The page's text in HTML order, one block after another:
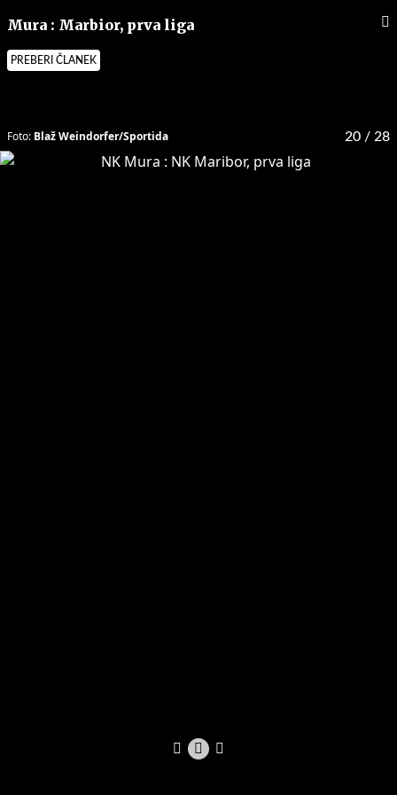
Mura : Marbior, prva liga
PREBERI ČLANEK
20 / 28
Foto: Blaž Weindorfer/Sportida